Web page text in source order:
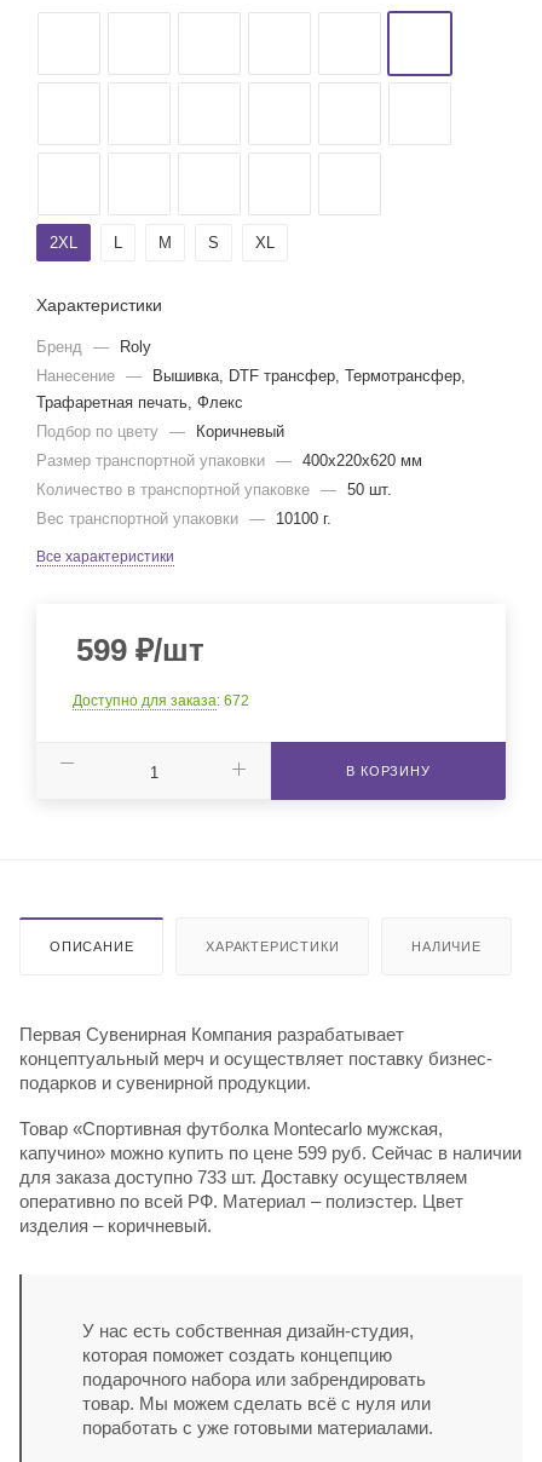
2XL L M S XL
Характеристики
Бренд —
Roly
Нанесение —
Вышивка, DTF трансфер, Термотрансфер,
Трафаретная печать, Флекс
Подбор по цвету —
Коричневый
Размер транспортной упаковки — 400x220x620 мм
Количество в транспортной упаковке — 50 шт.
Вес транспортной упаковки — 10100 г.
Все характеристики
599 ₽/шт
Доступно для заказа: 672
В КОРЗИНУ
ОПИСАНИЕ ХАРАКТЕРИСТИКИ НАЛИЧИЕ
Первая Сувенирная Компания разрабатывает
концептуальный мерч и осуществляет поставку бизнес-
подарков и сувенирной продукции.
Товар «Спортивная футболка Montecarlo мужская,
капучино» можно купить по цене 599 руб. Сейчас в наличии
для заказа доступно 733 шт. Доставку осуществляем
оперативно по всей РФ. Материал – полиэстер. Цвет
изделия – коричневый.
У нас есть собственная дизайн-студия,
которая поможет создать концепцию
подарочного набора или забрендировать
товар. Мы можем сделать всё с нуля или
поработать с уже готовыми материалами.